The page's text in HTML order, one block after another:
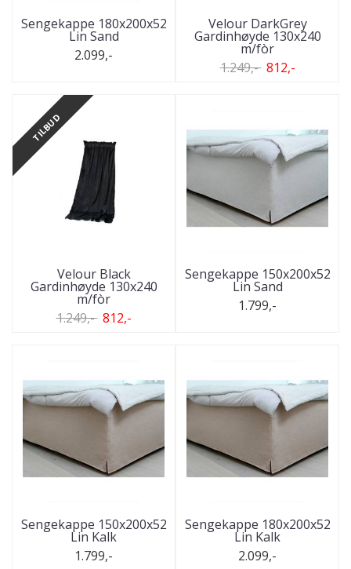
Sengekappe 180x200x52
Lin Sand
2.099,-
Velour DarkGrey
Gardinhøyde 130x240
m/fòr
1.249,- 812,-
TILBUD
Velour Black
Gardinhøyde 130x240
m/fòr
1.249,- 812,-
Sengekappe 150x200x52
Lin Sand
1.799,-
Sengekappe 150x200x52
Lin Kalk
1.799,-
Sengekappe 180x200x52
Lin Kalk
2.099,-